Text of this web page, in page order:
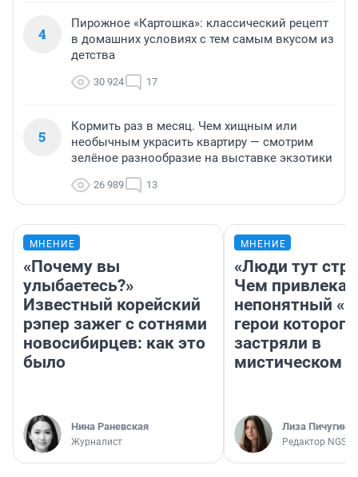
4
Пирожное «Картошка»: классический рецепт
в домашних условиях с тем самым вкусом из
детства
30 924 17
5
Кормить раз в месяц. Чем хищным или
необычным украсить квартиру — смотрим
зелёное разнообразие на выставке экзотики
26 989 13
МНЕНИЕ
«Почему вы
улыбаетесь?»
Известный корейский
рэпер зажег с сотнями
новосибирцев: как это
было
Нина Раневская
Журналист
МНЕНИЕ
«Люди тут
Чем
непонятный
герои которого
застряли в
мистическом
Лиза Пичугина
Редактор